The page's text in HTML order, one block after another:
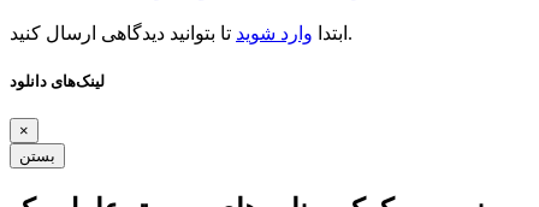
ابتدا وارد شوید تا بتوانید دیدگاهی ارسال کنید.
لینک‌های دانلود
×
بستن